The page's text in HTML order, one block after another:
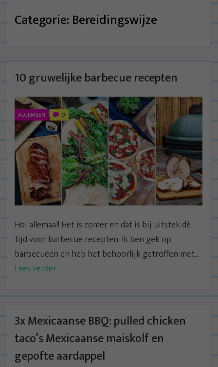
Categorie: Bereidingswijze
10 gruwelijke barbecue recepten
ALGEMEEN 0
Hoi allemaal! Het is zomer en dat is bij uitstek dé
tijd voor barbecue recepten. Ik ben gek op
barbecueën en heb het behoorlijk getroffen met...
Lees verder
3x Mexicaanse BBQ: pulled chicken
taco’s Mexicaanse maiskolf en
gepofte aardappel